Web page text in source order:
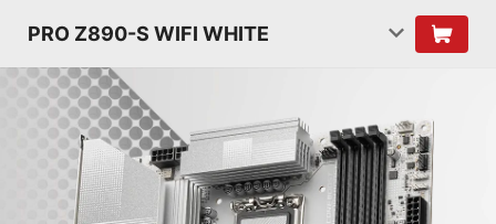
PRO Z890-S WIFI WHITE